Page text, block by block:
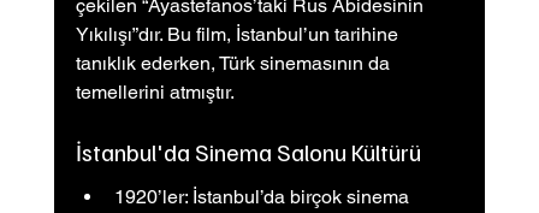
çekilen “Ayastefanos’taki Rus Abidesinin
Yıkılışı”dır. Bu film, İstanbul’un tarihine
tanıklık ederken, Türk sinemasının da
temellerini atmıştır.
İstanbul'da Sinema Salonu Kültürü
1920’ler: İstanbul’da birçok sinema